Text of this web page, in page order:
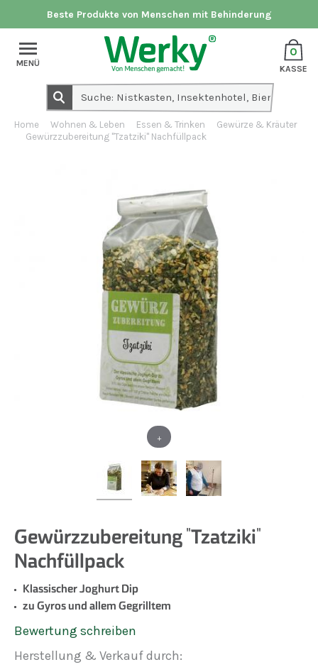
Beste Produkte von Menschen mit Behinderung
0
KASSE
MENÜ
Home Wohnen & Leben Essen & Trinken
Gewürze & Kräuter
Gewürzzubereitung "Tzatziki" Nachfüllpack
+
Gewürzzubereitung "Tzatziki"
Nachfüllpack
Klassischer Joghurt Dip
zu Gyros und allem Gegrilltem
Bewertung schreiben
Herstellung & Verkauf durch: